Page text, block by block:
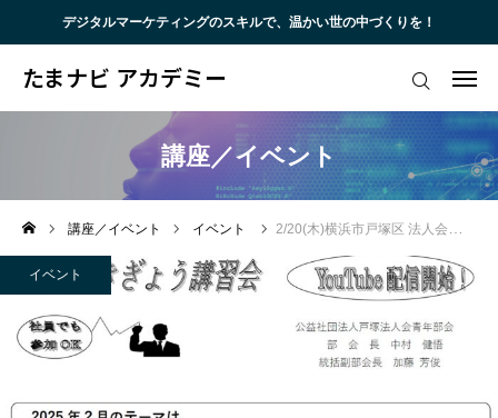
デジタルマーケティングのスキルで、温かい世の中づくりを！
たまナビ アカデミー
講座／イベント
講座／イベント イベント 2/20(木)横浜市戸塚区 法人会むけChatGPT実践入門セミナー
イベント
たまナビ アカデミー
代表挨拶
サービス
講座・イベント